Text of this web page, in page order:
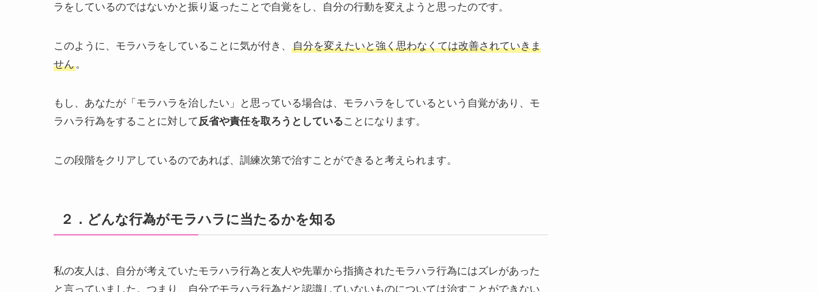
ラをしているのではないかと振り返ったことで自覚をし、自分の行動を変えようと思ったのです。
このように、モラハラをしていることに気が付き、
自分を変えたいと強く思わなくては改善されていきま
せん。
もし、あなたが「モラハラを治したい」と思っている場合は、モラハラをしているという自覚があり、モ
ラハラ行為をすることに対して反省や責任を取ろうとしていることになります。
この段階をクリアしているのであれば、訓練次第で治すことができると考えられます。
２．どんな行為がモラハラに当たるかを知る
私の友人は、自分が考えていたモラハラ行為と友人や先輩から指摘されたモラハラ行為にはズレがあった
と言っていました。つまり、自分でモラハラ行為だと認識していないものについては治すことができない